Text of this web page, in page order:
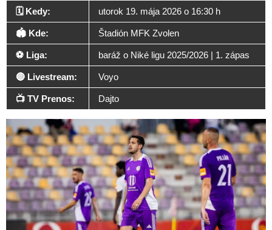
🗓️ Kedy: utorok 19. mája 2026 o 16:30 h
🏟️ Kde: Štadión MFK Zvolen
⚽ Liga: baráž o Niké ligu 2025/2026 | 1. zápas
🔴 Livestream: Voyo
📺 TV Prenos: Dajto